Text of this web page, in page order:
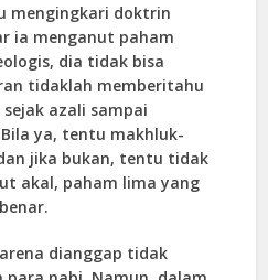
mengingkari doktrin
ia menganut paham
dia tidak bisa
tidaklah memberitahu
azali sampai
ya, tentu makhluk-
jika bukan, tentu tidak
akal, paham lima yang
dianggap tidak